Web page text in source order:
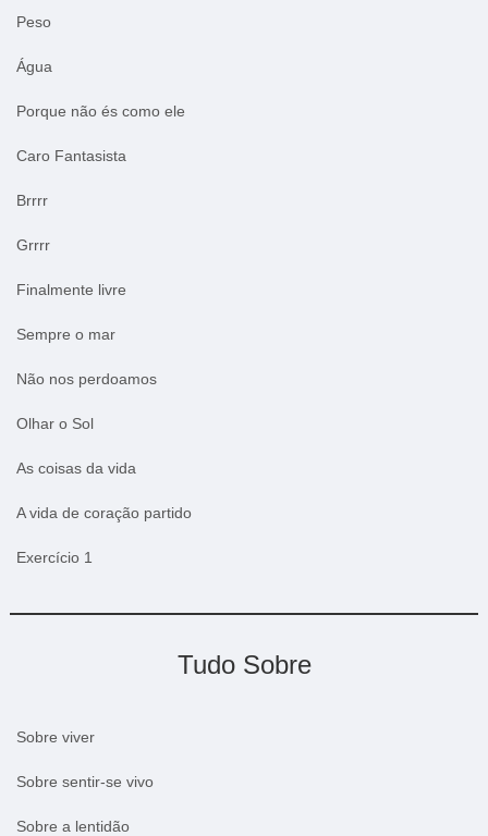
Peso
Água
Porque não és como ele
Caro Fantasista
Brrrr
Grrrr
Finalmente livre
Sempre o mar
Não nos perdoamos
Olhar o Sol
As coisas da vida
A vida de coração partido
Exercício 1
Tudo Sobre
Sobre viver
Sobre sentir-se vivo
Sobre a lentidão